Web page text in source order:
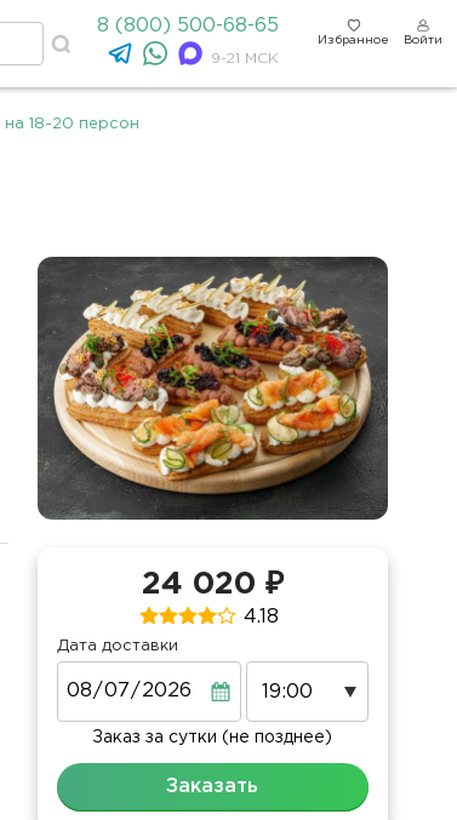
8 (800) 500-68-65
9-21 МСК
Избранное Войти
18-20 персон
24 020 ₽
4.18
Дата доставки
Заказ за сутки (не позднее)
Заказать